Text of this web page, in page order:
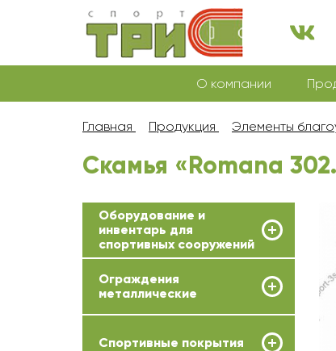
О компании
Главная Продукция Элементы
Скамья «Romana
Оборудование и
инвентарь для
спортивных сооружений
Ограждения
металлические
Спортивные покрытия